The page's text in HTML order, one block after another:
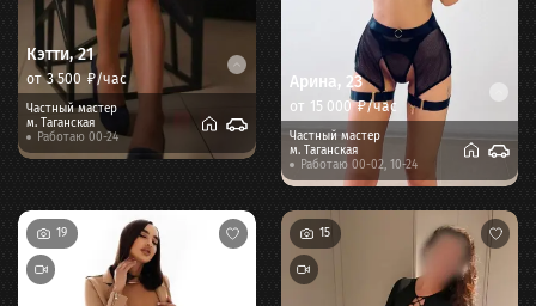
Кэтти,21
от3 500 ₽/час
Частный мастер
м.
Таганская
Работаю 00-24
Арина, 23
от 15 000₽/час
Частный мастер
м. Таганская
Работаю 00-02, 10-24
19 15